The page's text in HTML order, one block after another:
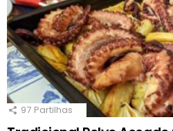
97 Partilhas